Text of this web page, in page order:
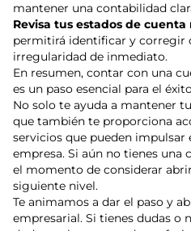
mantener una contabilidad
Revisa tus estados de
permitirá identificar y corregir
irregularidad de inmediato.
En resumen, contar con una
es un paso esencial para el
No solo te ayuda a mantener
que también te proporciona
servicios que pueden
empresa. Si aún no tienes una
el momento de considerar
siguiente nivel.
Te animamos a dar el paso y
empresarial. Si tienes dudas o